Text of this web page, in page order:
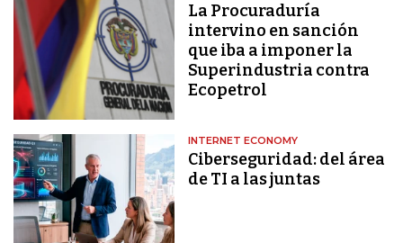
La Procuraduría
intervino en sanción
que iba a imponer la
Superindustria contra
Ecopetrol
INTERNET ECONOMY
Ciberseguridad: del área
de TI a las juntas